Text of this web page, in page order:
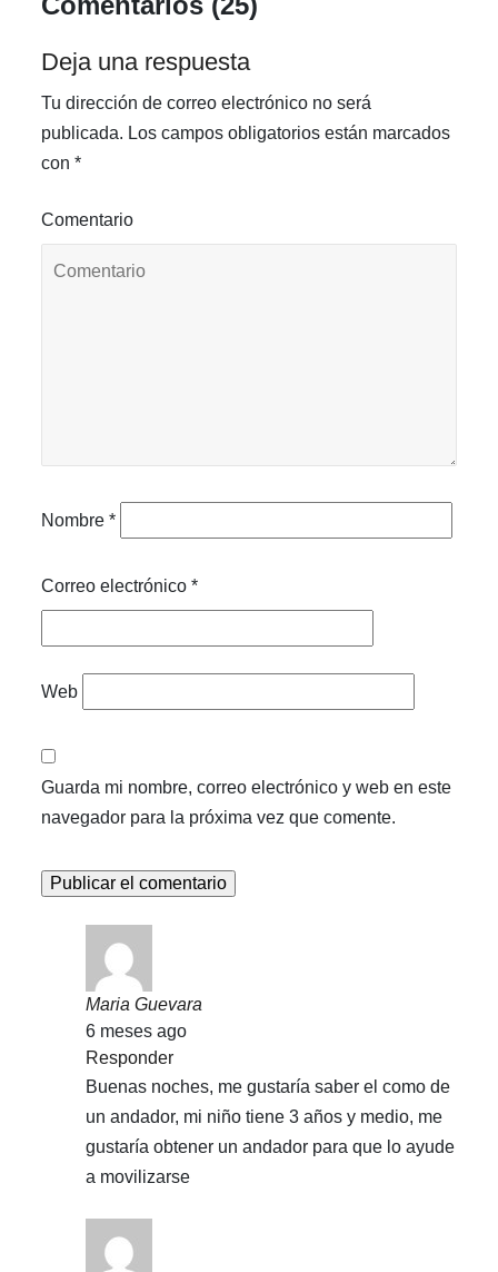
Deja una respuesta
Tu dirección de correo electrónico no será
publicada. Los campos obligatorios están marcados
con*
Comentario
Nombre*
Correo electrónico*
Web
Guarda mi nombre, correo electrónico y web en este
navegador para la próxima vez que comente.
Maria Guevara
6 meses ago
Responder
Buenas noches, me gustaría saber el como de
un andador, mi niño tiene 3 años y medio, me
gustaría obtener un andador para que lo ayude
a movilizarse